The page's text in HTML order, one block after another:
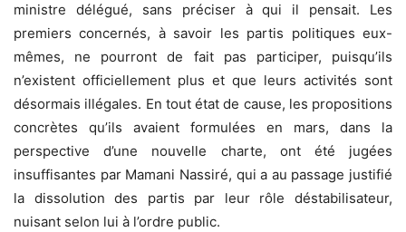
ministre délégué, sans préciser à qui il pensait. Les
premiers concernés, à savoir les partis politiques eux-
mêmes, ne pourront de fait pas participer, puisqu’ils
n’existent officiellement plus et que leurs activités sont
désormais illégales. En tout état de cause, les propositions
concrètes qu’ils avaient formulées en mars, dans la
perspective d’une nouvelle charte, ont été jugées
insuffisantes par Mamani Nassiré, qui a au passage justifié
la dissolution des partis par leur rôle déstabilisateur,
nuisant selon lui à l’ordre public.